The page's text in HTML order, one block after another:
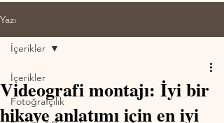
Yazı
İçerikler
Fotoğrafçılık
İçerikler
Videografi montajı: İyi bir
hikaye anlatımı için en iyi